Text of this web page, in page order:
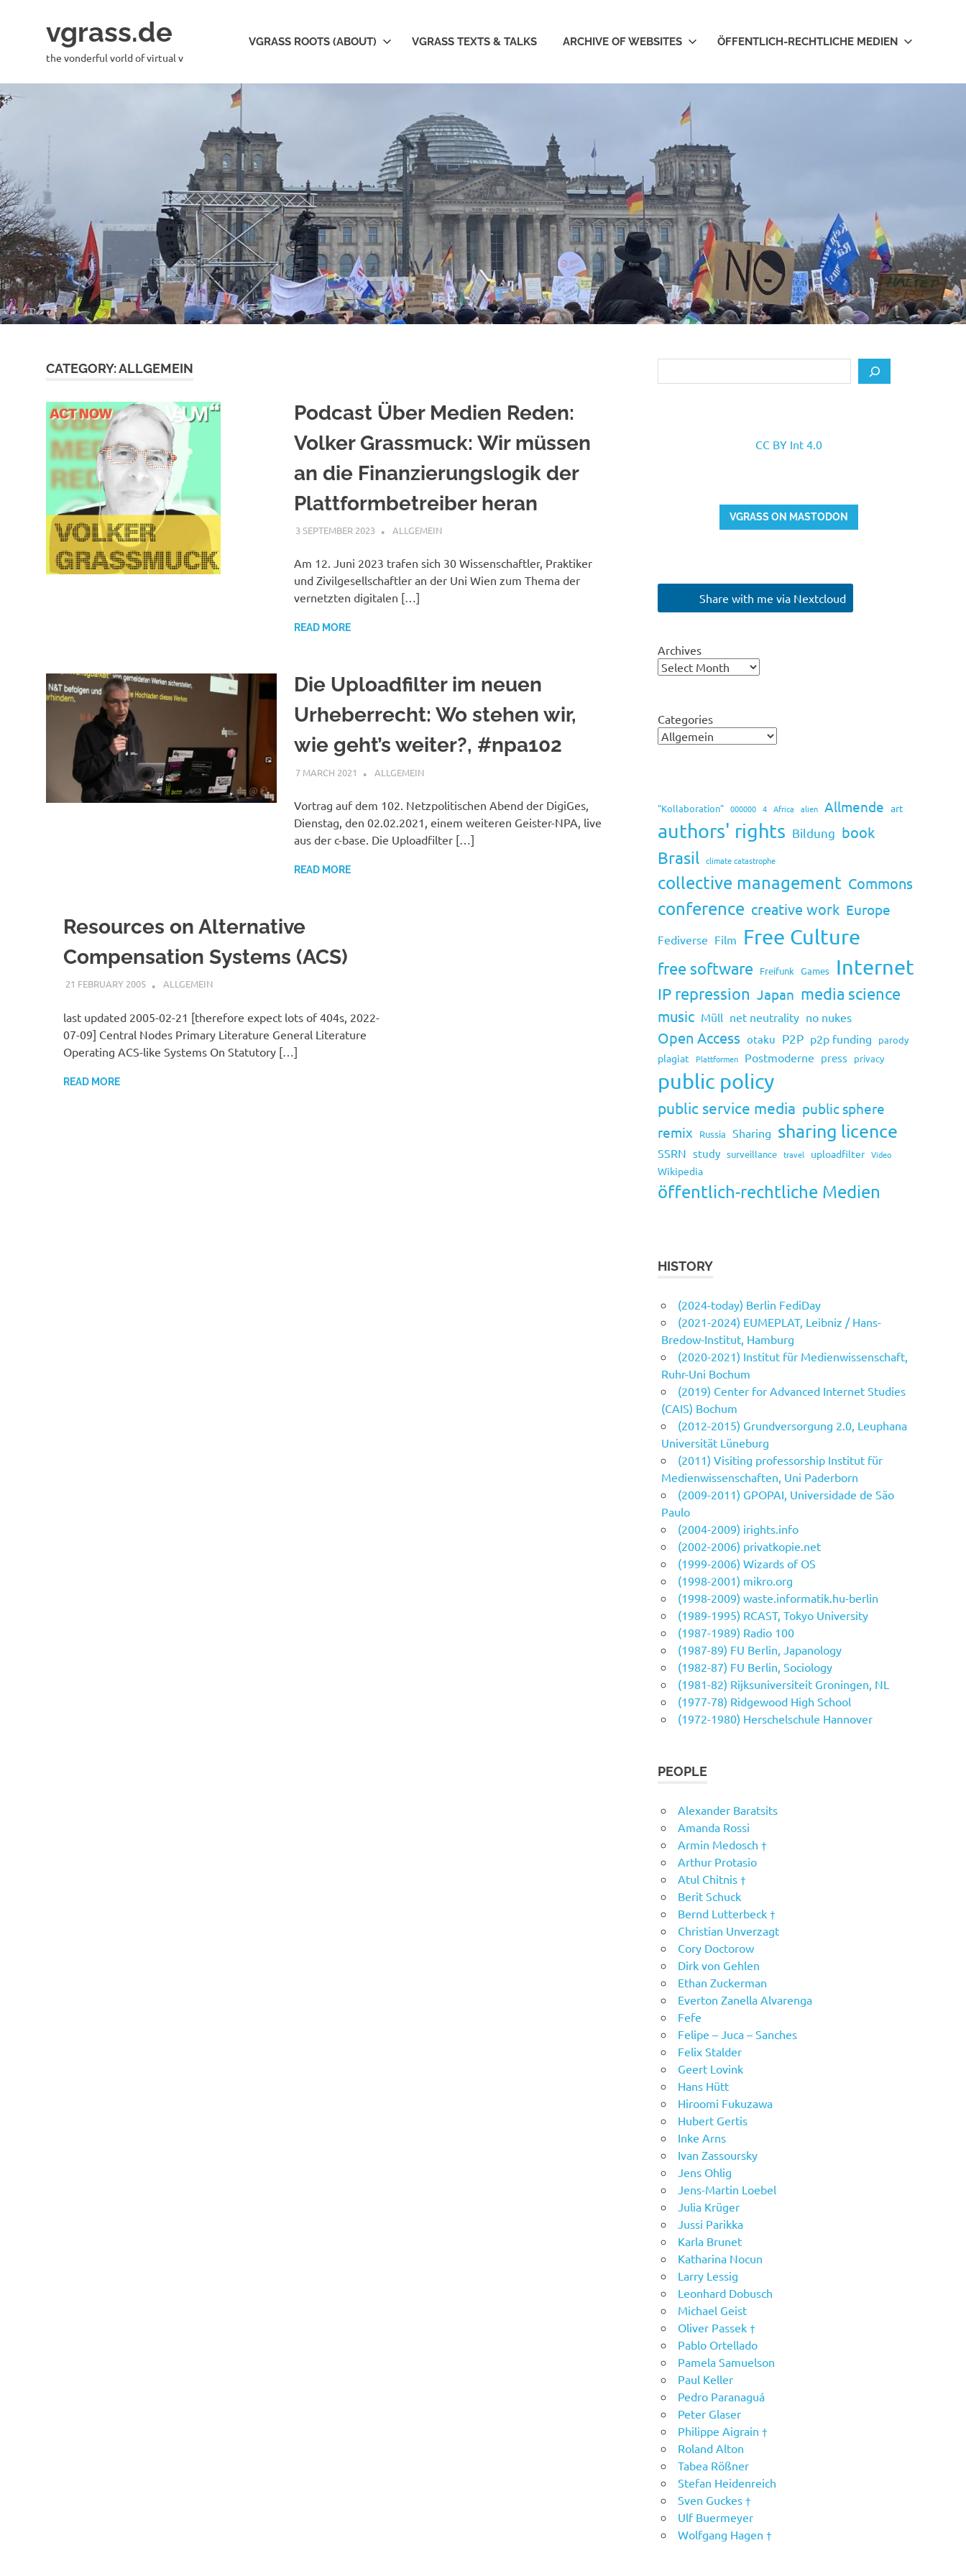
vgrass.de
the vonderful vorld of virtual v
VGRASS ROOTS (ABOUT) VGRASS TEXTS & TALKS ARCHIVE OF WEBSITES ÖFFENTLICH-RECHTLICHE MEDIEN
CATEGORY:ALLGEMEIN
Podcast Über Medien Reden:
Volker Grassmuck: Wir müssen
an die Finanzierungslogik der
Plattformbetreiber heran
3 SEPTEMBER 2023 VGRASS
ALLGEMEIN
Am 12. Juni 2023 trafen sich 30 Wissenschaftler, Praktiker
und Zivilgesellschaftler an der Uni Wien zum Thema der
vernetzten digitalen […]
READ MORE
Die Uploadfilter im neuen
Urheberrecht: Wo stehen wir,
wie geht’s weiter?, #npa102
7 MARCH 2021 VGRASS
ALLGEMEIN
Vortrag auf dem 102. Netzpolitischen Abend der DigiGes,
Dienstag, den 02.02.2021, einem weiteren Geister-NPA, live
aus der c-base. Die Uploadfilter […]
READ MORE
Resources on Alternative
Compensation Systems (ACS)
21 FEBRUARY 2005 VGRASS
ALLGEMEIN
last updated 2005-02-21 [therefore expect lots of 404s, 2022-
07-09] Central Nodes Primary Literature General Literature
Operating ACS-like Systems On Statutory […]
READ MORE
CC BY Int 4.0
VGRASS ON MASTODON
Share with me via Nextcloud
Archives
Categories
"Kollaboration" 000000 4 Africa alien Allmende art
authors' rights Bildung book
Brasil climate catastrophe
collective management Commons
conference creative work Europe
Fediverse Film Free Culture
free software Freifunk Games Internet
IP repression Japan media science
music Müll net neutrality no nukes
Open Access otaku P2P p2p funding parody
plagiat Plattformen Postmoderne press privacy
public policy
public service media public sphere
remix
Russia Sharing sharing licence
SSRN study surveillance travel uploadfilter Video
Wikipedia
öffentlich-rechtliche Medien
HISTORY
(2024-today) Berlin FediDay
(2021-2024) EUMEPLAT, Leibniz / Hans-
Bredow-Institut, Hamburg
(2020-2021) Institut für Medienwissenschaft,
Ruhr-Uni Bochum
(2019) Center for Advanced Internet Studies
(CAIS) Bochum
(2012-2015) Grundversorgung 2.0, Leuphana
Universität Lüneburg
(2011) Visiting professorship Institut für
Medienwissenschaften, Uni Paderborn
(2009-2011) GPOPAI, Universidade de São
Paulo
(2004-2009) irights.info
(2002-2006) privatkopie.net
(1999-2006) Wizards of OS
(1998-2001) mikro.org
(1998-2009) waste.informatik.hu-berlin
(1989-1995) RCAST, Tokyo University
(1987-1989) Radio 100
(1987-89) FU Berlin, Japanology
(1982-87) FU Berlin, Sociology
(1981-82) Rijksuniversiteit Groningen, NL
(1977-78) Ridgewood High School
(1972-1980) Herschelschule Hannover
PEOPLE
Alexander Baratsits
Amanda Rossi
Armin Medosch †
Arthur Protasio
Atul Chitnis †
Berit Schuck
Bernd Lutterbeck †
Christian Unverzagt
Cory Doctorow
Dirk von Gehlen
Ethan Zuckerman
Everton Zanella Alvarenga
Fefe
Felipe – Juca – Sanches
Felix Stalder
Geert Lovink
Hans Hütt
Hiroomi Fukuzawa
Hubert Gertis
Inke Arns
Ivan Zassoursky
Jens Ohlig
Jens-Martin Loebel
Julia Krüger
Jussi Parikka
Karla Brunet
Katharina Nocun
Larry Lessig
Leonhard Dobusch
Michael Geist
Oliver Passek †
Pablo Ortellado
Pamela Samuelson
Paul Keller
Pedro Paranaguá
Peter Glaser
Philippe Aigrain †
Roland Alton
Tabea Rößner
Stefan Heidenreich
Sven Guckes †
Ulf Buermeyer
Wolfgang Hagen †